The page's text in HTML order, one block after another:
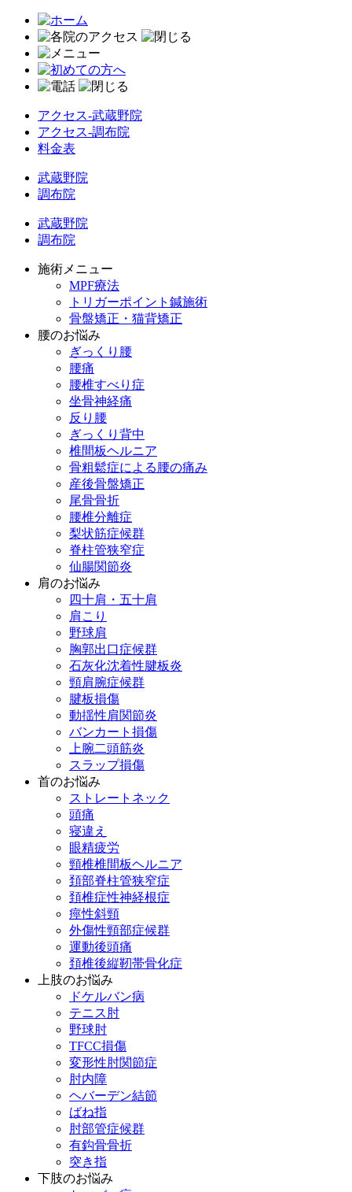
アクセス-武蔵野院
アクセス-調布院
料金表
武蔵野院
調布院
武蔵野院
調布院
施術メニュー
MPF療法
トリガーポイント鍼施術
骨盤矯正・猫背矯正
腰のお悩み
ぎっくり腰
腰痛
腰椎すべり症
坐骨神経痛
反り腰
ぎっくり背中
椎間板ヘルニア
骨粗鬆症による腰の痛み
産後骨盤矯正
尾骨骨折
腰椎分離症
梨状筋症候群
脊柱管狭窄症
仙腸関節炎
肩のお悩み
四十肩・五十肩
肩こり
野球肩
胸郭出口症候群
石灰化沈着性腱板炎
頸肩腕症候群
腱板損傷
動揺性肩関節炎
バンカート損傷
上腕二頭筋炎
スラップ損傷
首のお悩み
ストレートネック
頭痛
寝違え
眼精疲労
頸椎椎間板ヘルニア
頚部脊柱管狭窄症
頚椎症性神経根症
痙性斜頸
外傷性頸部症候群
運動後頭痛
頚椎後縦靭帯骨化症
上肢のお悩み
ドケルバン病
テニス肘
野球肘
TFCC損傷
変形性肘関節症
肘内障
ヘバーデン結節
ばね指
肘部管症候群
有鈎骨骨折
突き指
下肢のお悩み